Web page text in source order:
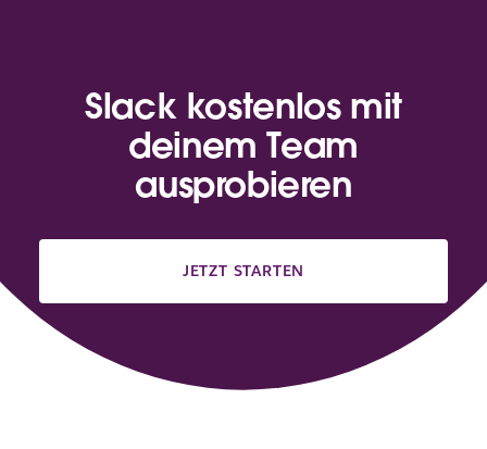
Slack kostenlos mit
deinem Team
ausprobieren
JETZT STARTEN